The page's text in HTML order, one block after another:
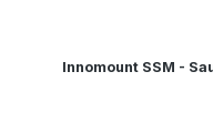
Innomount SSM -